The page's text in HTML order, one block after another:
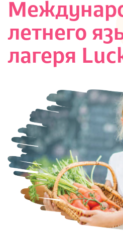
летнего
лагеря